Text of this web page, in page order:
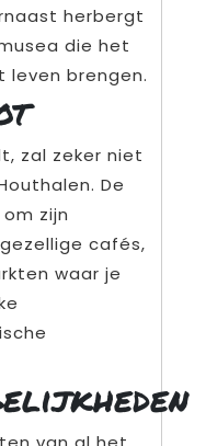
herbergt
die het
leven brengen.
zal zeker niet
De
zijn
cafés,
waar je